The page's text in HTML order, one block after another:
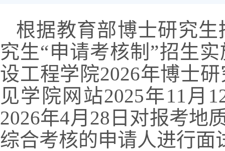
根据教育部博士研究
究生“申请考核制”招生
设工程学院2026年博士
见学院网站2025年11月
2026年4月28日对报考地
综合考核的申请人进行面